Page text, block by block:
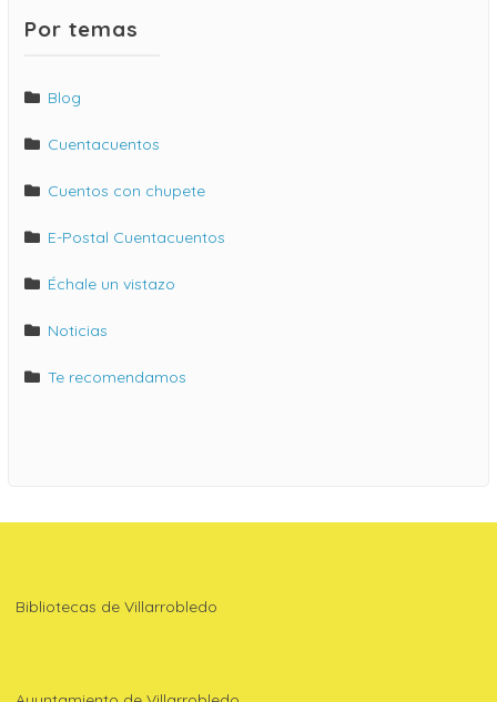
Por temas
Blog
Cuentacuentos
Cuentos con chupete
E-Postal Cuentacuentos
Échale un vistazo
Noticias
Te recomendamos
Bibliotecas de Villarrobledo